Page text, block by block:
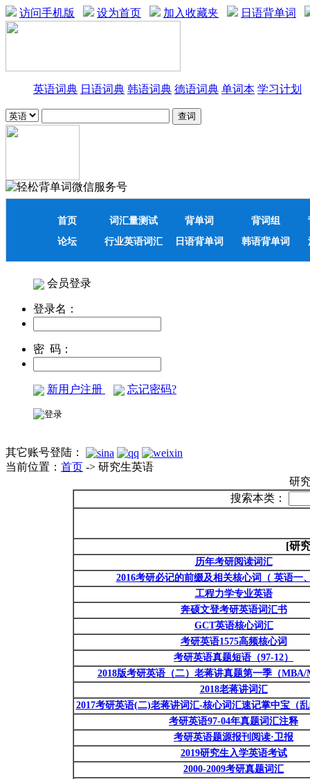
访问手机版 设为首页 加入收藏夹 日语背单词
英语词典 日语词典 韩语词典 德语词典 单词本 学习计划
首页 词汇量测试 背单词 背词组
论坛
行业英语词汇 日语背单词 韩语背单词
会员登录
登录名：
密 码：
新用户注册 忘记密码?
其它账号登陆：
当前位置： 首页 -> 研究生英语
研
搜索本类：
[研
历年考研阅读词汇
2016考研必记的前缀及相关核心词（ 英语一
工程力学专业英语
奔硕文登考研英语词汇书
GCT英语核心词汇
考研英语1575高频核心词
考研英语真题短语（97-12）
2018版考研英语（二）老蒋讲真题第一季（MBA/
2018老蒋讲词汇
2017考研英语(二)老蒋讲词汇-核心词汇速记掌中宝（
考研英语97-04年真题词汇注释
考研英语题源报刊阅读·卫报
2019研究生入学英语考试
2000-2009考研真题词汇